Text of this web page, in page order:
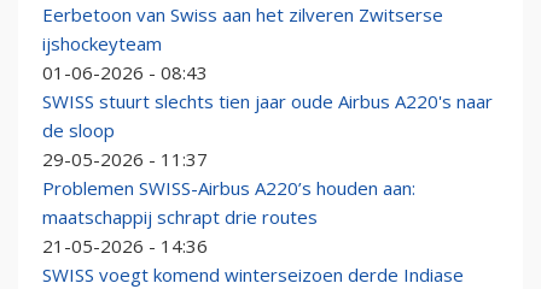
Eerbetoon van Swiss aan het zilveren Zwitserse
ijshockeyteam
01-06-2026 - 08:43
SWISS stuurt slechts tien jaar oude Airbus A220's naar
de sloop
29-05-2026 - 11:37
Problemen SWISS-Airbus A220’s houden aan:
maatschappij schrapt drie routes
21-05-2026 - 14:36
SWISS voegt komend winterseizoen derde Indiase